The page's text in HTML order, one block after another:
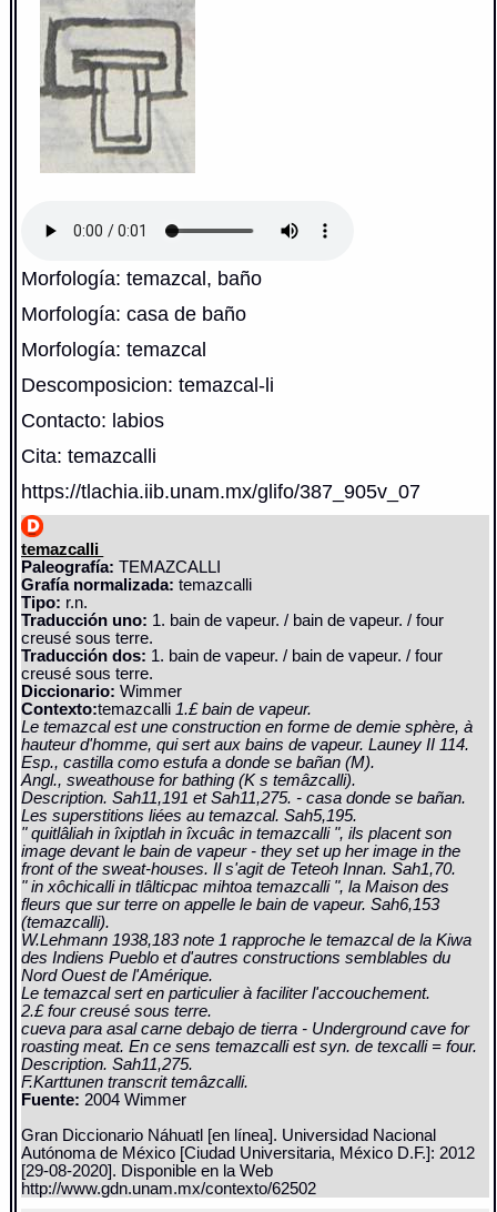
Morfología: temazcal, baño
Morfología: casa de baño
Morfología: temazcal
Descomposicion: temazcal-li
Contacto: labios
Cita: temazcalli
https://tlachia.iib.unam.mx/glifo/387_905v_07
temazcalli
Paleografía: TEMAZCALLI
Grafía normalizada: temazcalli
Tipo: r.n.
Traducción uno: 1. bain de vapeur. / bain de vapeur. / four
creusé sous terre.
Traducción dos: 1. bain de vapeur. / bain de vapeur. / four
creusé sous terre.
Diccionario:Wimmer
Contexto:temazcalli1.£ bain de vapeur.
Le temazcal est une construction en forme de demie sphère, à
hauteur d'homme, qui sert aux bains de vapeur. Launey II 114.
Esp., castilla como estufa a donde se bañan (M).
Angl., sweathouse for bathing (K s temâzcalli).
Description. Sah11,191 et Sah11,275. - casa donde se bañan.
Les superstitions liées au temazcal. Sah5,195.
" quitlâliah in îxiptlah in îxcuâc in temazcalli ", ils placent son
image devant le bain de vapeur - they set up her image in the
front of the sweat-houses. Il s'agit de Teteoh Innan. Sah1,70.
" in xôchicalli in tlâlticpac mihtoa temazcalli ", la Maison des
fleurs que sur terre on appelle le bain de vapeur. Sah6,153
(temazcalli).
W.Lehmann 1938,183 note 1 rapproche le temazcal de la Kiwa
des Indiens Pueblo et d'autres constructions semblables du
Nord Ouest de l'Amérique.
Le temazcal sert en particulier à faciliter l'accouchement.
2.£ four creusé sous terre.
cueva para asal carne debajo de tierra - Underground cave for
roasting meat. En ce sens temazcalli est syn. de texcalli = four.
Description. Sah11,275.
F.Karttunen transcrit temâzcalli.
Fuente: 2004 Wimmer
Gran Diccionario Náhuatl [en línea]. Universidad Nacional
Autónoma de México [Ciudad Universitaria, México D.F.]: 2012
[29-08-2020]. Disponible en la Web
http://www.gdn.unam.mx/contexto/62502